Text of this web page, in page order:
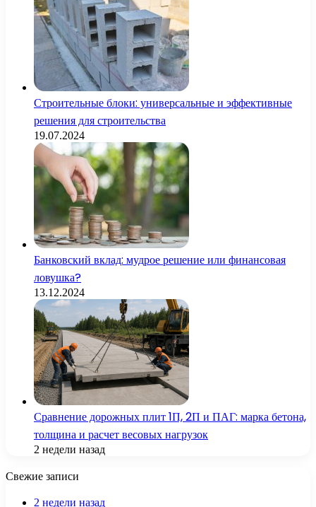
Строительные блоки: универсальные и эффективные
решения для строительства
19.07.2024
Банковский вклад: мудрое решение или финансовая
ловушка?
13.12.2024
Сравнение дорожных плит 1П, 2П и ПАГ: марка бетона,
толщина и расчет весовых нагрузок
2 недели назад
Свежие записи
2 недели назад